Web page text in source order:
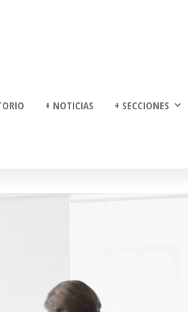
+ NOTICIAS + SECCIONES